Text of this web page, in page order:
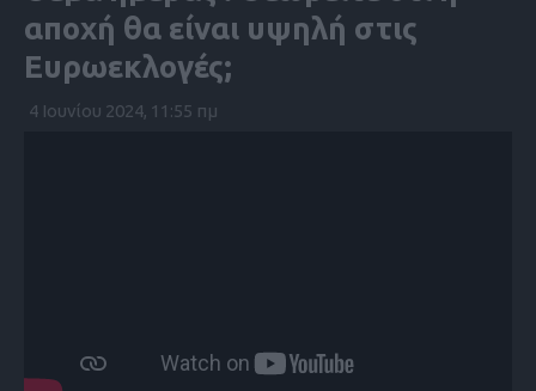
αποχή θα είναι υψηλή στις
Ευρωεκλογές;
4 Ιουνίου 2024, 11:55 πμ